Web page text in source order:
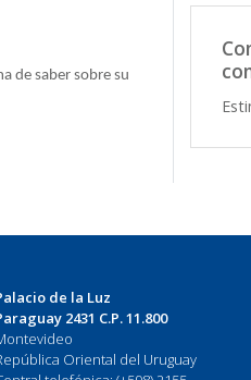
de saber sobre su
de la Luz
2431 C.P. 11.800
Oriental del Uruguay